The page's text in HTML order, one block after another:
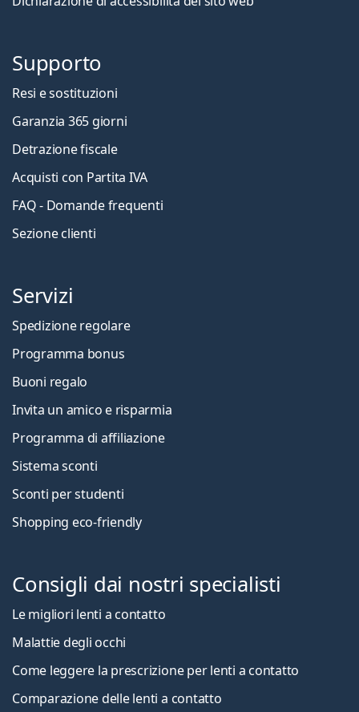
Supporto
Resi e sostituzioni
Garanzia 365 giorni
Detrazione fiscale
Acquisti con Partita IVA
FAQ - Domande frequenti
Sezione clienti
Servizi
Spedizione regolare
Programma bonus
Buoni regalo
Invita un amico e risparmia
Programma di affiliazione
Sistema sconti
Sconti per studenti
Shopping eco-friendly
Consigli dai nostri specialisti
Le migliori lenti a contatto
Malattie degli occhi
Come leggere la prescrizione per lenti a contatto
Comparazione delle lenti a contatto